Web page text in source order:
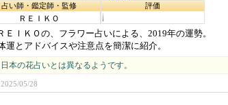
占い師・鑑定師・監修
ＲＥＩＫＯ
評価
ＩＫＯの、フラワー占いによる、2019年の運勢。
運とアドバイスや注意点を簡潔に紹介。
本の花占いとは異なるようです。
05/28